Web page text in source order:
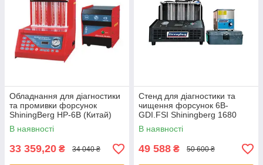
Обладнання для діагностики
та промивки форсунок
ShiningBerg HP-6B (Китай)
В наявності
33 359,20 ₴ 34 040 ₴
Стенд для діагностики та
чищення форсунок 6B-
GDI.FSI Shiningberg 1680
В наявності
49 588 ₴ 50 600 ₴